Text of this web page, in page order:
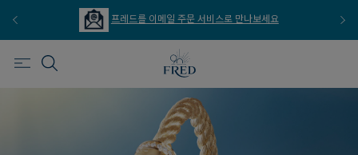
프레드를 이메일 주문 서비스로 만나보세요